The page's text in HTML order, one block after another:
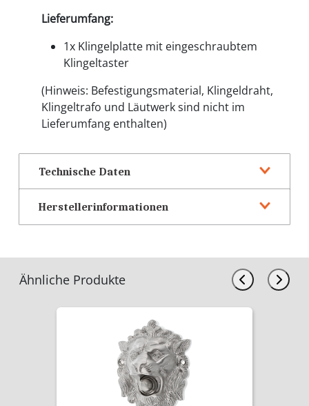
Lieferumfang:
1x Klingelplatte mit eingeschraubtem
Klingeltaster
(Hinweis: Befestigungsmaterial, Klingeldraht,
Klingeltrafo und Läutwerk sind nicht im
Lieferumfang enthalten)
Technische Daten
Herstellerinformationen
Ähnliche Produkte